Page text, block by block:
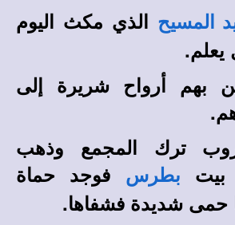
المسيح الذي مكث اليوم
يعلم.
بهم أرواح شريرة إلى
ترك المجمع وذهب
بيت
بطرس فوجد حماة
حمى شديدة فشفاها.